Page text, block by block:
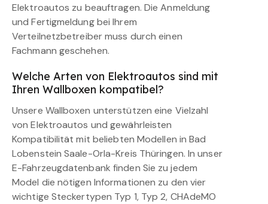
Elektroautos zu beauftragen. Die Anmeldung
und Fertigmeldung bei Ihrem
Verteilnetzbetreiber muss durch einen
Fachmann geschehen.
Welche Arten von Elektroautos sind mit
Ihren Wallboxen kompatibel?
Unsere Wallboxen unterstützen eine Vielzahl
von Elektroautos und gewährleisten
Kompatibilität mit beliebten Modellen in Bad
Lobenstein Saale-Orla-Kreis Thüringen. In unser
E-Fahrzeugdatenbank finden Sie zu jedem
Model die nötigen Informationen zu den vier
wichtige Steckertypen Typ 1, Typ 2, CHAdeMO